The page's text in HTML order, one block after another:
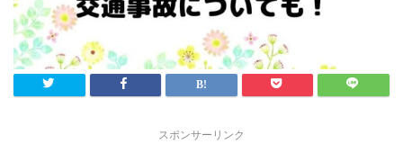
スポンサーリンク